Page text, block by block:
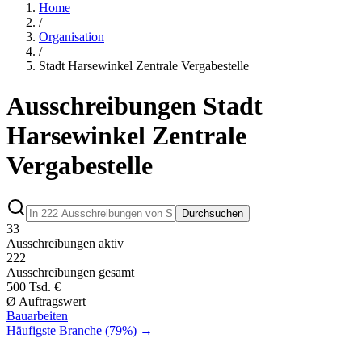
Home
/
Organisation
/
Stadt Harsewinkel Zentrale Vergabestelle
Ausschreibungen Stadt
Harsewinkel Zentrale
Vergabestelle
Durchsuchen
33
Ausschreibungen aktiv
222
Ausschreibungen gesamt
500 Tsd. €
Ø Auftragswert
Bauarbeiten
Häufigste Branche (79%) →